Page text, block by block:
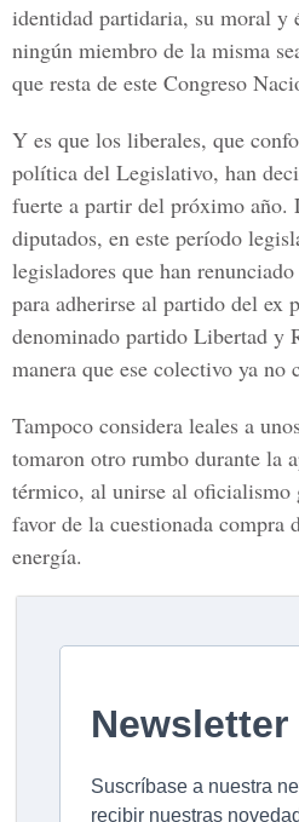
identidad partidaria, su moral y
ningún miembro de la misma
que resta de este Congreso
Y es que los liberales, que
política del Legislativo, han
fuerte a partir del próximo año.
diputados, en este período
legisladores que han
para adherirse al partido del ex
denominado partido Libertad y
manera que ese colectivo ya no
Tampoco considera leales a
tomaron otro rumbo durante la
térmico, al unirse al oficialismo
favor de la cuestionada compra
energía.